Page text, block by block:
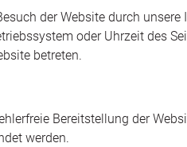
der Website durch
oder Uhrzeit des
betreten.
Bereitstellung der
werden.